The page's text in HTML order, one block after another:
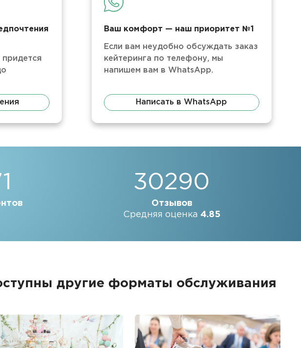
Ваш комфорт — наш приоритет №1
Если вам неудобно обсуждать заказ
кейтеринга по телефону, мы
напишем вам в WhatsApp.
Написать в WhatsApp
30290
Отзывов
Средняя оценка 4.85
другие форматы обслуживания